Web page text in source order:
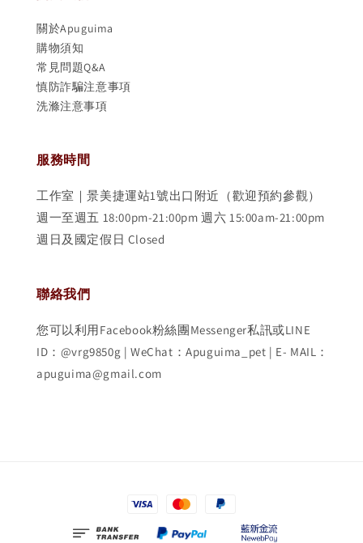
關於Apuguima
購物須知
常見問題Q&A
慎防詐騙注意事項
洗滌注意事項
服務時間
工作室｜景美捷運站1號出口附近（歡迎預約參觀）
週一至週五 18:00pm-21:00pm 週六 15:00am-21:00pm
週日及國定假日 Closed
聯絡我們
您可以利用Facebook粉絲團Messenger私訊或LINE
ID：@vrg9850g | WeChat：Apuguima_pet | E- MAIL：
apuguima@gmail.com